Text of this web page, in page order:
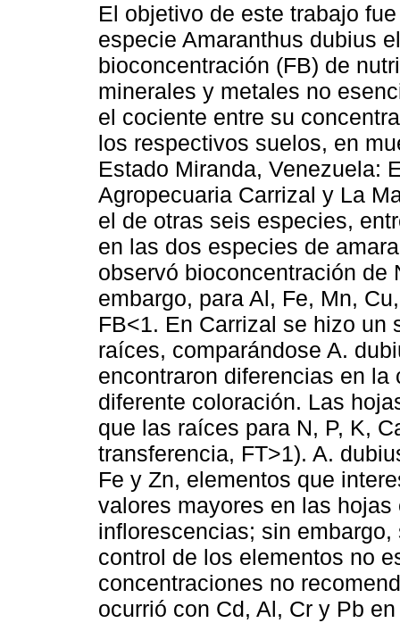
El objetivo de este trabajo
especie Amaranthus dubius
bioconcentración (FB) de
minerales y metales no
el cociente entre su
los respectivos suelos, en
Estado Miranda, Venezuela:
Agropecuaria Carrizal y La
el de otras seis especies,
en las dos especies de
observó bioconcentración de
embargo, para Al, Fe, Mn,
FB<1. En Carrizal se hizo un
raíces, comparándose A.
encontraron diferencias en
diferente coloración. Las
que las raíces para N, P, K,
transferencia, FT>1). A.
Fe y Zn, elementos que
valores mayores en las
inflorescencias; sin
control de los elementos no
concentraciones no
ocurrió con Cd, Al, Cr y Pb